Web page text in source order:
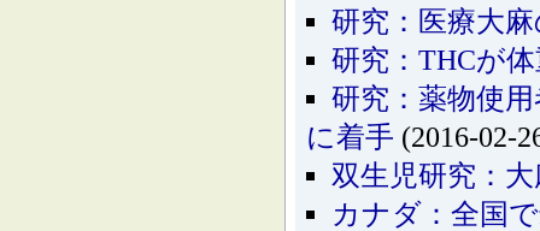
研究：医療大
研究：THCが
研究：薬物使
に着手 (2016-02-
双生児研究：
カナダ：全国